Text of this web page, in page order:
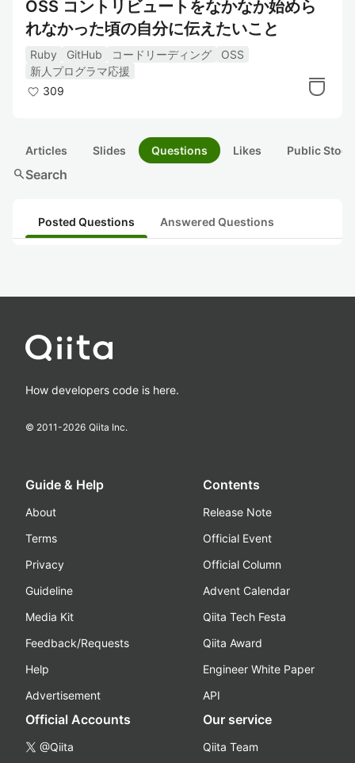
OSS コントリビュートをなかなか始めら
れなかった頃の自分に伝えたいこと
Ruby GitHub コードリーディング
OSS
新人プログラマ応援
309
Articles Slides Questions Likes Public
searchSearch
Posted Questions Answered Questions
How developers code is here.
© 2011-2026 Qiita Inc.
Guide & Help
About
Terms
Privacy
Guideline
Media Kit
Feedback/Requests
Help
Advertisement
Contents
Release Note
Official Event
Official Column
Advent Calendar
Qiita Tech Festa
Qiita Award
Engineer White Paper
API
Official Accounts
@Qiita
Our service
Qiita Team